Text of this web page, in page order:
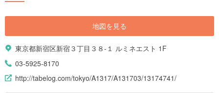
地図を見る
東京都新宿区新宿３丁目３８-１ ルミネエスト 1F
03-5925-8170
http://tabelog.com/tokyo/A1317/A131703/13174741/